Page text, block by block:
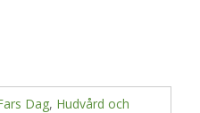
Dag, Hudvård och